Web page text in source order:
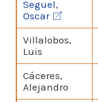
Seguel,
Oscar
Villalobos,
Luis
Cáceres,
Alejandro